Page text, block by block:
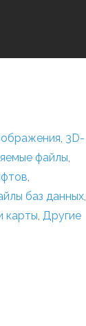
, 3D-
файлы,
,
баз данных,
карты, Другие